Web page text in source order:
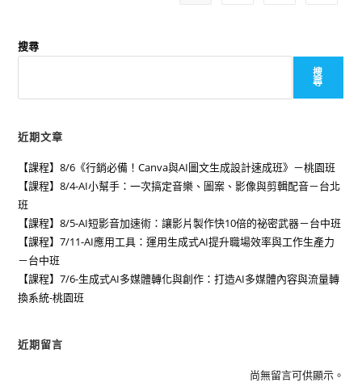
搜尋
搜
尋
近期文章
【課程】8/6《行銷必備！Canva與AI圖文生成設計速成班》－桃園班
【課程】8/4-AI小幫手：一次搞定音樂、圖案、影像與剪輯配音－台北
班
【課程】8/5-AI短影音加速術：讓影片製作快10倍的祕密武器－台中班
【課程】7/11-AI應用工具：運用生成式AI提升職場效率與工作生產力
－台中班
【課程】7/6-生成式AI多媒體轉化與創作：打造AI多媒體內容與流量轉
換系統-桃園班
近期留言
尚無留言可供顯示。